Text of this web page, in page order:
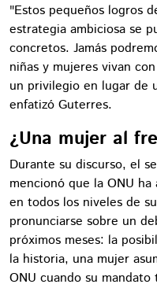
"Estos pequeños logros
estrategia ambiciosa se
concretos. Jamás
niñas y mujeres vivan
un privilegio en lugar de
enfatizó Guterres.
¿Una mujer al
Durante su discurso, el
mencionó que la ONU
en todos los niveles de
pronunciarse sobre un
próximos meses: la
la historia, una mujer
ONU cuando su